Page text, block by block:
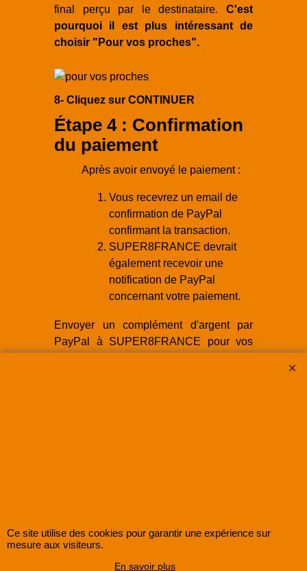
final perçu par le destinataire.
C'est
pourquoi il est plus intéressant de
choisir "Pour vos proches".
8- Cliquez sur CONTINUER
Étape 4 : Confirmation
du paiement
Après avoir envoyé le paiement :
Vous recevrez un email de
confirmation de PayPal
confirmant la transaction.
SUPER8FRANCE devrait
également recevoir une
notification de PayPal
concernant votre paiement.
Envoyer un complément d'argent par
PayPal à SUPER8FRANCE pour vos
Ce site utilise des cookies pour garantir une expérience sur
mesure aux visiteurs.
En savoir plus